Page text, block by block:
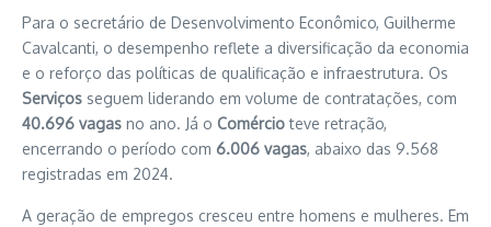
Para o secretário de Desenvolvimento Econômico, Guilherme
Cavalcanti, o desempenho reflete a diversificação da economia
e o reforço das políticas de qualificação e infraestrutura. Os
Serviços seguem liderando em volume de contratações, com
40.696 vagas no ano. Já o Comércioteve retração,
encerrando o período com 6.006 vagas, abaixo das 9.568
registradas em 2024.
A geração de empregos cresceu entre homens e mulheres. Em